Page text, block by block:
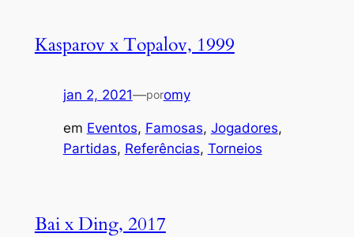
Kasparov x Topalov, 1999
jan 2, 2021—poromy
em Eventos, Famosas, Jogadores
Partidas, Referências, Torneios
Bai x Ding, 2017